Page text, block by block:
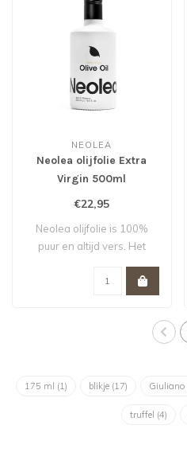
NEOLEA
Neolea olijfolie Extra
Virgin 500ml
€22,95
Neolea olijfolie is 100%
puur en altijd vers. Het
175 ml (1) blikje (17) Giuliano
truffel (4)